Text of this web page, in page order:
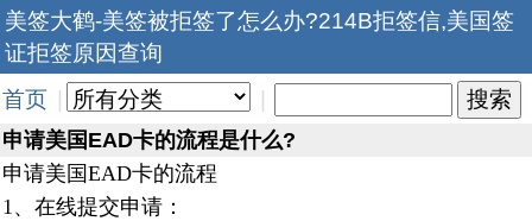
美签大鹤-美签被拒签了怎么办?214B拒签信,美国签
证拒签原因查询
首页
​申请美国EAD卡的流程是什么?
申请美国EAD卡的流程
1、在线提交申请：